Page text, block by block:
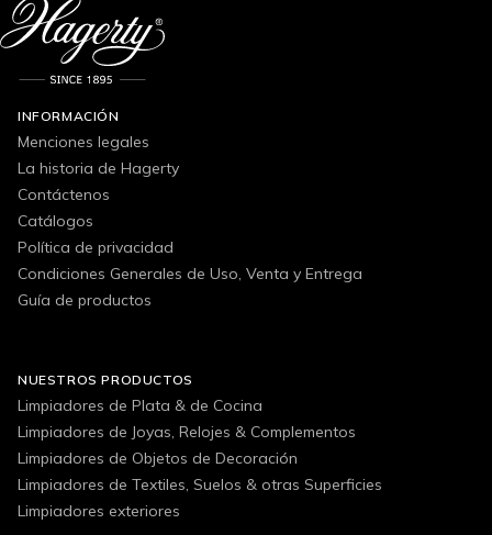
INFORMACIÓN
Menciones legales
La historia de Hagerty
Contáctenos
Catálogos
Política de privacidad
Condiciones Generales de Uso, Venta y Entrega
Guía de productos
NUESTROS PRODUCTOS
Limpiadores de Plata & de Cocina
Limpiadores de Joyas, Relojes & Complementos
Limpiadores de Objetos de Decoración
Limpiadores de Textiles, Suelos & otras Superficies
Limpiadores exteriores